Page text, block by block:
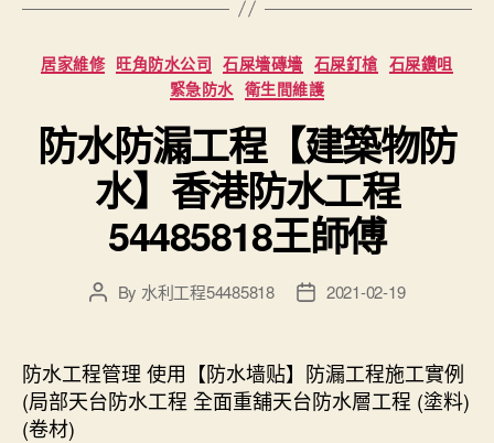
Categories
居家維修 旺角防水公司 石屎墻磚墻 石屎釘槍 石屎鑽咀
緊急防水 衛生間維護
防水防漏工程【建築物防
水】香港防水工程
54485818王師傅
PostBy 水利工程54485818
Post2021-02-19
防水工程管理 使用【防水墙贴】防漏工程施工實例
(局部天台防水工程 全面重舖天台防水層工程 (塗料)
(卷材)